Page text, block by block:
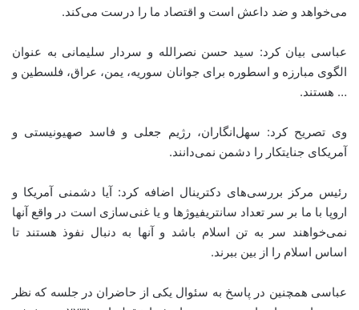
می‌خواهد و ضد داعش است و اقتصاد ما را درست می‌کند.
عباسی بیان کرد: سید حسن نصرالله و سردار سلیمانی به عنوان
الگوی مبارزه و اسطوره برای جوانان سوریه، یمن، عراق، فلسطین و
… هستند.
وی تصریح کرد: سهل‌انگاران، رژیم جعلی و فاسد صهیونیستی و
آمریکای جنایتکار را دشمن نمی‌دانند.
رئیس مرکز بررسی‌های دکترینال اضافه کرد: آیا دشمنی آمریکا و
اروپا با ما بر سر تعداد سانتریفیوژها و یا غنی‌سازی است در واقع آنها
نمی‌خواهند سر به تن اسلام باشد و آنها به دنبال نفوذ هستند تا
اساس اسلام را از بین ببرند.
عباسی همچنین در پاسخ به سئوال یکی از حاضران در جلسه که نظر